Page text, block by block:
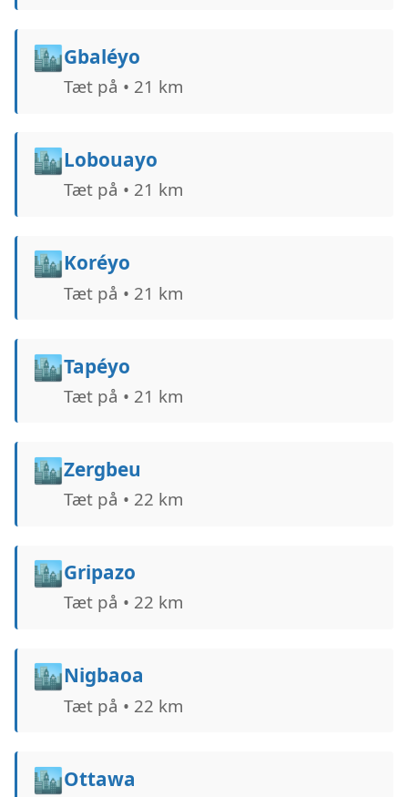
🏙️Gbaléyo
Tæt på • 21 km
🏙️Lobouayo
Tæt på • 21 km
🏙️Koréyo
Tæt på • 21 km
🏙️Tapéyo
Tæt på • 21 km
🏙️Zergbeu
Tæt på • 22 km
🏙️Gripazo
Tæt på • 22 km
🏙️Nigbaoa
Tæt på • 22 km
🏙️Ottawa